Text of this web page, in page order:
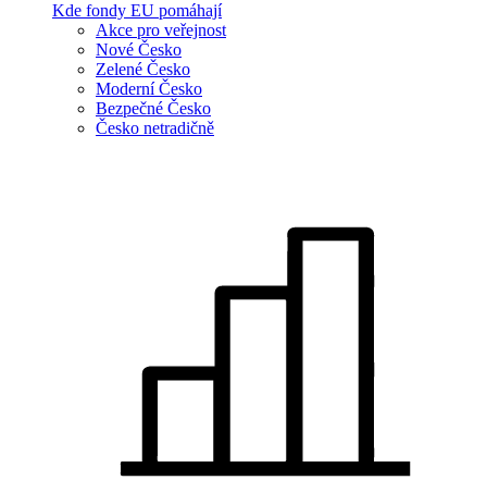
Kde fondy EU pomáhají
Akce pro veřejnost
Nové Česko
Zelené Česko
Moderní Česko
Bezpečné Česko
Česko netradičně